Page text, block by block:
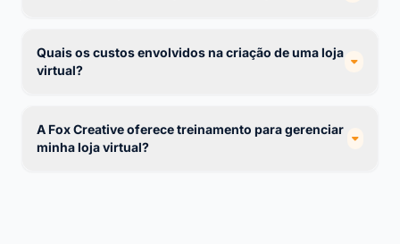
Quais os custos envolvidos na criação de uma loja
virtual?
A Fox Creative oferece treinamento para gerenciar
minha loja virtual?